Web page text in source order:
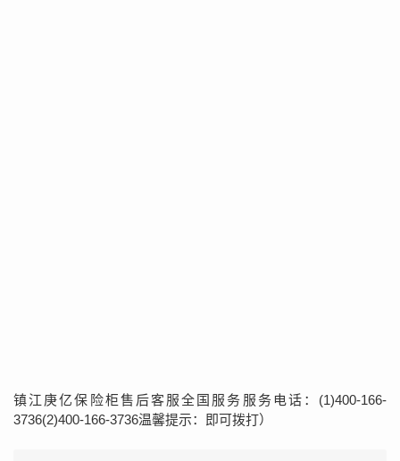
镇江庚亿保险柜售后客服全国服务服务电话：(1)400-166-
3736(2)400-166-3736温馨提示：即可拨打）